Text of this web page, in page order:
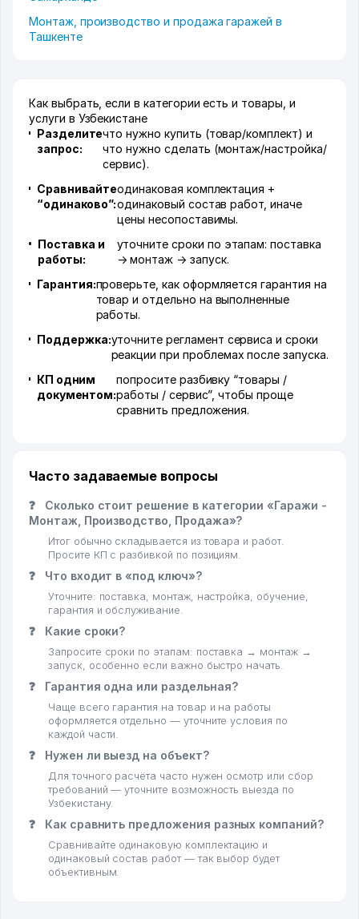
Монтаж, производство и продажа гаражей в
Ташкенте
Как выбрать, если в категории есть и товары, и
услуги в Узбекистане
Разделите
запрос:
что нужно купить (товар/комплект) и
что нужно сделать (монтаж/настройка/
сервис).
Сравнивайте
“одинаково”:
одинаковая комплектация +
одинаковый состав работ, иначе
цены несопоставимы.
Поставка и
работы:
уточните сроки по этапам: поставка
→ монтаж → запуск.
Гарантия:проверьте, как оформляется гарантия на
товар и отдельно на выполненные
работы.
Поддержка:уточните регламент сервиса и сроки
реакции при проблемах после запуска.
КП одним
документом:
попросите разбивку “товары /
работы / сервис”, чтобы проще
сравнить предложения.
Часто задаваемые вопросы
❓
Сколько стоит решение в категории «Гаражи -
Монтаж, Производство, Продажа»?
Итог обычно складывается из товара и работ.
Просите КП с разбивкой по позициям.
❓ Что входит в «под ключ»?
Уточните: поставка, монтаж, настройка, обучение,
гарантия и обслуживание.
❓ Какие сроки?
Запросите сроки по этапам: поставка → монтаж →
запуск, особенно если важно быстро начать.
❓ Гарантия одна или раздельная?
Чаще всего гарантия на товар и на работы
оформляется отдельно — уточните условия по
каждой части.
❓ Нужен ли выезд на объект?
Для точного расчёта часто нужен осмотр или сбор
требований — уточните возможность выезда по
Узбекистану.
❓ Как сравнить предложения разных компаний?
Сравнивайте одинаковую комплектацию и
одинаковый состав работ — так выбор будет
объективным.